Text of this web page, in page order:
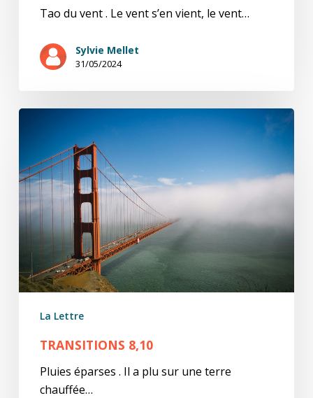
Tao du vent . Le vent s’en vient, le vent…
Sylvie Mellet
31/05/2024
La Lettre
TRANSITIONS 8,10
Pluies éparses . Il a plu sur une terre
chauffée…